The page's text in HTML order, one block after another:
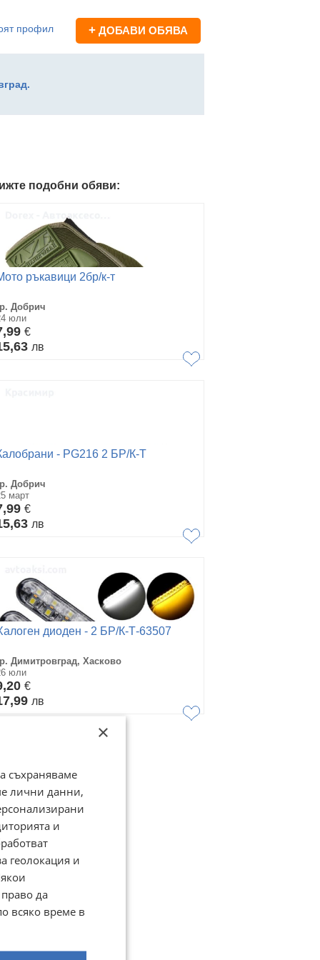
профил + ДОБАВИ ОБЯВА
подобни обяви:
ръкавици 2бр/к-т
Добрич
юли
€
лв
- PG216 2 БР/К-Т
Добрич
март
€
лв
диоден - 2 БР/К-Т-63507
Димитровград, Хасково
юли
€
лв
×
съхраняваме
лични данни,
и
геолокация и
да
всяко време в